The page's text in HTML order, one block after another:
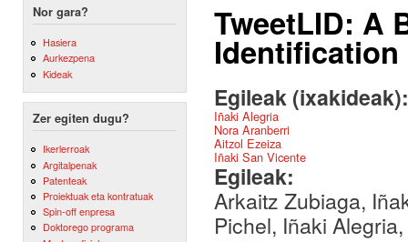
Nor gara?
Hasiera
Aurkezpena
Kideak
Zer egiten dugu?
Ikerlerroak
Argitalpenak
Patenteak
Proiektuak eta kontratuak
Spin-off enpresa
Doktorego programa
TweetLID: A
Identification
Egileak
Iñaki Alegria
Nora Aranberri
Aitzol Ezeiza
Iñaki San Vicente
Egileak:
Arkaitz Zubiaga,
Pichel, Iñaki